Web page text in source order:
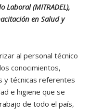
Laboral (MITRADEL),
en Salud y
al personal técnico
conocimientos,
y técnicas referentes
e higiene que se
de todo el país,